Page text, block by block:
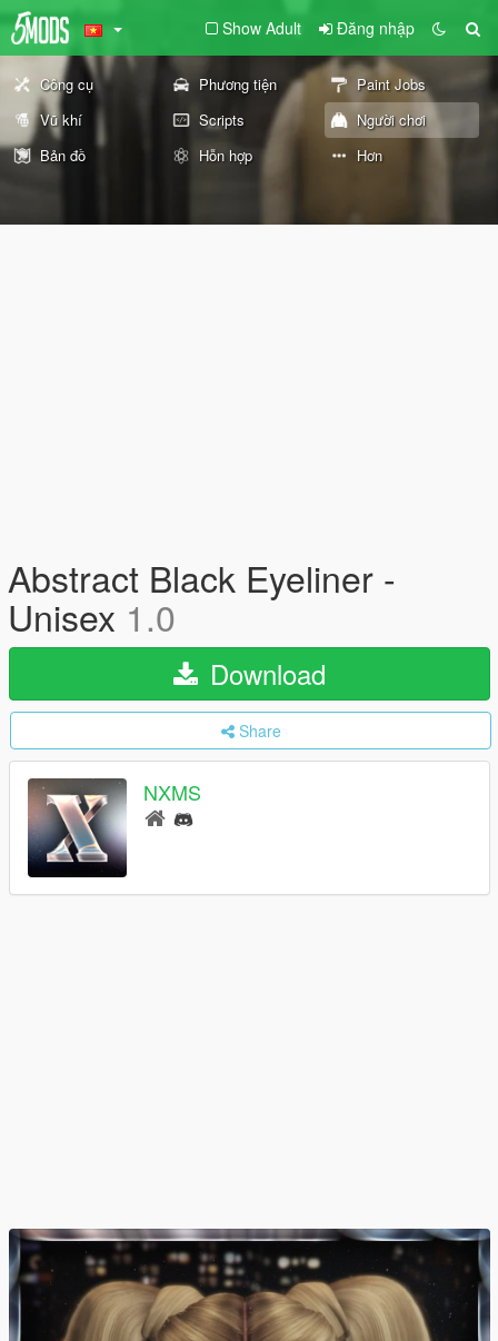
Show Adult Đăng nhập
Công cụ Phương tiện
Paint Jobs
Vũ khí
Scripts
Người chơi
Bản đồ
Hỗn hợp Hơn
Abstract Black Eyeliner -
Unisex 1.0
Download
Share
NXMS